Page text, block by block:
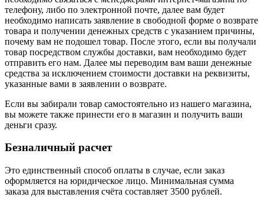
телефону, либо по электронной почте, далее вам будет
необходимо написать заявление в свободной форме о возврате
товара и получении денежных средств с указанием причины,
почему вам не подошел товар. После этого, если вы получали
товар посредством службы доставки, вам необходимо будет
отправить его нам. Далее мы переводим вам ваши денежные
средства за исключением стоимости доставки на реквизиты,
указанные вами в заявлении о возврате.
Если вы забирали товар самостоятельно из нашего магазина,
вы можете также принести его в магазин и получить ваши
деньги сразу.
Безналичный расчет
Это единственный способ оплаты в случае, если заказ
оформляется на юридическое лицо. Минимальная сумма
заказа для выставления счёта составляет 3500 рублей.